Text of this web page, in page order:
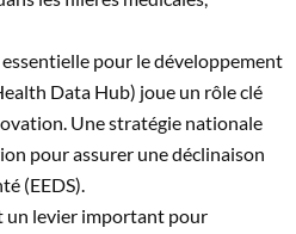
pour le développement
Data Hub) joue un rôle clé
Une stratégie nationale
pour assurer une déclinaison
(EEDS).
un levier important pour